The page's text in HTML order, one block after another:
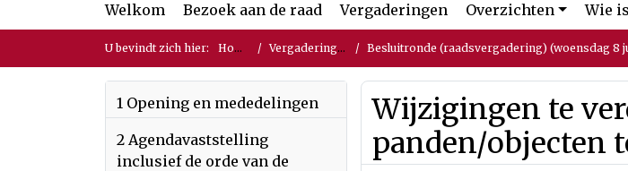
Welkom Bezoek aan de raad Vergaderingen Overzichten Wie
U bevindt zich hier: Home Vergaderingen Besluitronde (raadsvergadering) (woensdag 8 juli
1 Opening en mededelingen
2 Agendavaststelling
inclusief de orde van de
Wijzigingen te
panden/objecten